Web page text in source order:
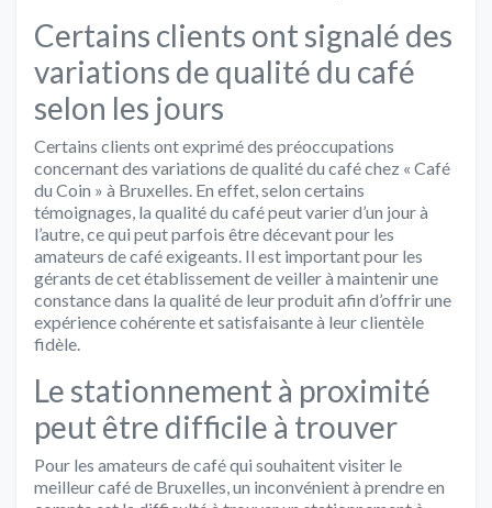
Certains clients ont signalé des
variations de qualité du café
selon les jours
Certains clients ont exprimé des préoccupations
concernant des variations de qualité du café chez « Café
du Coin » à Bruxelles. En effet, selon certains
témoignages, la qualité du café peut varier d’un jour à
l’autre, ce qui peut parfois être décevant pour les
amateurs de café exigeants. Il est important pour les
gérants de cet établissement de veiller à maintenir une
constance dans la qualité de leur produit afin d’offrir une
expérience cohérente et satisfaisante à leur clientèle
fidèle.
Le stationnement à proximité
peut être difficile à trouver
Pour les amateurs de café qui souhaitent visiter le
meilleur café de Bruxelles, un inconvénient à prendre en